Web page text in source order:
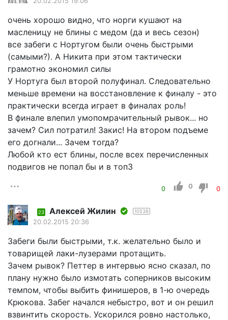
очень хорошо видно, что норги кушают на
масленицу не блины с медом (да и весь сезон)
все забеги с Нортугом были очень быстрыми
(самыми?). А Никита при этом тактически
грамотно экономил силы
У Нортуга был второй полуфинал. Следовательно
меньше времени на восстановление к финалу - это
практически всегда играет в финалах роль!
В финале влепил умопомрачительный рывок... но
зачем? Сил потратил! Закис! На втором подъеме
его догнали... Зачем тогда?
Любой кто ест блины, после всех перечисленных
подвигов не попал бы и в топ3
0 0 0
23 Алексей Жилин 10538
20.02.2015 20:36
Забеги были быстрыми, т.к. желательно было и
товарищей лаки-лузерами протащить.
Зачем рывок? Петтер в интервью ясно сказал, по
плану нужно было измотать соперников высоким
темпом, чтобы выбить финишеров, в 1-ю очередь
Крюкова. Забег начался небыстро, вот и он решил
взвинтить скорость. Ускорился ровно настолько,